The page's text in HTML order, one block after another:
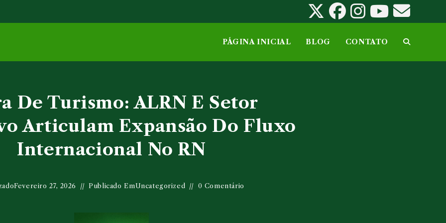
PÁGINA INICIAL BLOG CONTATO ALTERNAR
De Turismo: ALRN E Setor
Articulam Expansão Do Fluxo
Internacional No RN
Fevereiro 27, 2026 Publicado EmUncategorized 0 Comentário